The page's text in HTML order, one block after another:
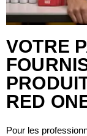
VOTRE
RED
Pour les